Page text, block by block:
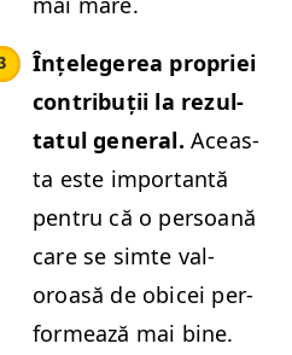
Înțelegerea pro­priei
con­tribuții la rezul­
tat­ul gen­er­al. Aceas­
ta este impor­tan­tă
pen­tru că o per­soană
care se simte val­
oroasă de obi­cei per­
formează mai bine.